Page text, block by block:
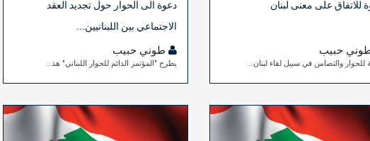
دعوة الى الحوار حول تجديد العقد
الاجتماعي بين اللبنانيين...
طوني حبيب
يطرح "المؤتمر الدائم للحوار اللبناني" هذ...
للاتفاق على معنى لبنان
حبيب
للحوار والتضامن في سبيل لقاء لبنان...